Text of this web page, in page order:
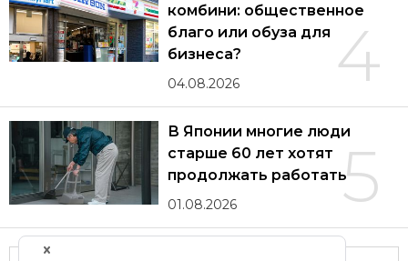
4
комбини: общественное
благо или обуза для
бизнеса?
04.08.2026
5
В Японии многие люди
старше 60 лет хотят
продолжать работать
01.08.2026